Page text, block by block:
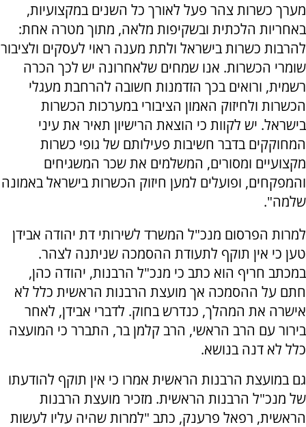
מערך כשרות צהר פעל לאורך כל השנים במקצועיות,
באחריות הלכתית ובשקיפות מלאה, מתוך מטרה אחת:
להרבות כשרות בישראל ולתת מענה ראוי לעסקים ולציבור
שומרי הכשרות. אנו שמחים שלאחרונה יש לכך הכרה
רשמית, ורואים בכך הזדמנות חשובה להרחבת מעגלי
הכשרות ולחיזוק האמון הציבורי במערכות הכשרות
בישראל. יש לקוות כי הוצאת הרישיון תאיר את עיני
המחוקקים בדבר חשיבות פעילותם של גופי כשרות
מקצועיים ומסורים, המשלמים את שכר המשגיחים
והמפקחים, ופועלים למען חיזוק הכשרות בישראל באמונה
שלמה".
למרות הפרסום מנכ"ל המשרד לשירותי דת יהודה אבידן
טען כי אין תוקף לתעודת ההסמכה שניתנה לצהר.
‏במכתב חריף הוא כתב כי מנכ"ל הרבנות, יהודה כהן,
חתם על ההסמכה אך מועצת הרבנות הראשית כלל לא
אישרה את המהלך, כנדרש בחוק. ‏לדברי אבידן, לאחר
בירור עם הרב הראשי, הרב קלמן בר, התברר כי המועצה
כלל לא דנה בנושא.
גם במועצת הרבנות הראשית אמרו כי אין תוקף להודעתו
של מנכ"ל הרבנות הראשית. מזכיר מועצת הרבנות
הראשית, רפאל פרענק, כתב "למרות שהיה עליו לעשות